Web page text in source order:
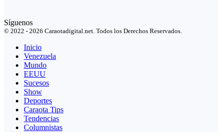
Síguenos
© 2022 - 2026 Caraotadigital.net. Todos los Derechos Reservados.
Inicio
Venezuela
Mundo
EEUU
Sucesos
Show
Deportes
Caraota Tips
Tendencias
Columnistas